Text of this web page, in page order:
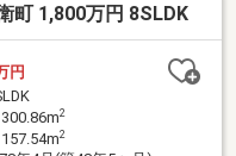
町 1,800万円 8SLDK
円
2
2